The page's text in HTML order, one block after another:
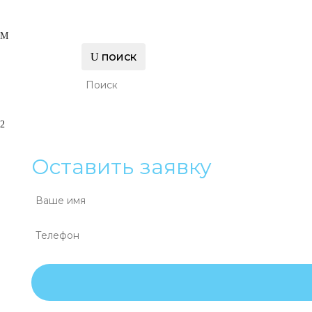
поиск
Оставить заявку